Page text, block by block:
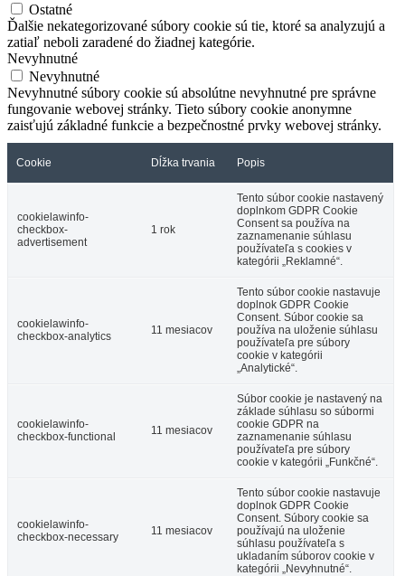
Ostatné
Ďalšie nekategorizované súbory cookie sú tie, ktoré sa analyzujú a
zatiaľ neboli zaradené do žiadnej kategórie.
Nevyhnutné
Nevyhnutné
Nevyhnutné súbory cookie sú absolútne nevyhnutné pre správne
fungovanie webovej stránky. Tieto súbory cookie anonymne
zaisťujú základné funkcie a bezpečnostné prvky webovej stránky.
Cookie Dĺžka trvania Popis
cookielawinfo-
checkbox-
advertisement
1 rok
Tento súbor cookie nastavený
doplnkom GDPR Cookie
Consent sa používa na
zaznamenanie súhlasu
používateľa s cookies v
kategórii „Reklamné“.
cookielawinfo-
checkbox-analytics
11 mesiacov
Tento súbor cookie nastavuje
doplnok GDPR Cookie
Consent. Súbor cookie sa
používa na uloženie súhlasu
používateľa pre súbory
cookie v kategórii
„Analytické“.
cookielawinfo-
checkbox-functional
11 mesiacov
Súbor cookie je nastavený na
základe súhlasu so súbormi
cookie GDPR na
zaznamenanie súhlasu
používateľa pre súbory
cookie v kategórii „Funkčné“.
cookielawinfo-
checkbox-necessary
11 mesiacov
Tento súbor cookie nastavuje
doplnok GDPR Cookie
Consent. Súbory cookie sa
používajú na uloženie
súhlasu používateľa s
ukladaním súborov cookie v
kategórii „Nevyhnutné“.